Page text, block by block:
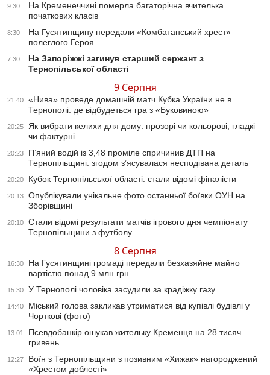
9:30
На Кременеччині померла багаторічна вчителька
початкових класів
8:30
На Гусятинщину передали «Комбатанський хрест»
полеглого Героя
7:30
На Запоріжжі загинув старший сержант з
Тернопільської області
9 Серпня
21:40
«Нива» проведе домашній матч Кубка України не в
Тернополі: де відбудеться гра з «Буковиною»
20:25
Як вибрати келихи для дому: прозорі чи кольорові, гладкі
чи фактурні
20:23
П’яний водій із 3,48 проміле спричинив ДТП на
Тернопільщині: згодом з’ясувалася несподівана деталь
20:20 Кубок Тернопільської області: стали відомі фіналісти
20:13
Опублікували унікальне фото останньої боївки ОУН на
Зборівщині
20:10
Стали відомі результати матчів ігрового дня чемпіонату
Тернопільщини з футболу
8 Серпня
16:30
На Гусятинщині громаді передали безхазяйне майно
вартістю понад 9 млн грн
15:30 У Тернополі чоловіка засудили за крадіжку газу
14:40
Міський голова закликав утриматися від купівлі будівлі у
Чорткові (фото)
13:01
Псевдобанкір ошукав жительку Кременця на 28 тисяч
гривень
12:27
Воїн з Тернопільщини з позивним «Хижак» нагороджений
«Хрестом доблесті»